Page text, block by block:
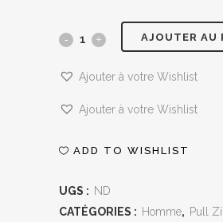
Pull
Soie
Bleu
quantity
AJOUTER AU
Ajouter à votre Wishlist
Ajouter à votre Wishlist
ADD TO WISHLIST
UGS : ND
CATÉGORIES : Homme, Pull